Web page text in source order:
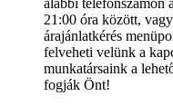
21:00 óra között,
árajánlatkérés
felveheti velünk a
munkatársaink a
fogják Önt!